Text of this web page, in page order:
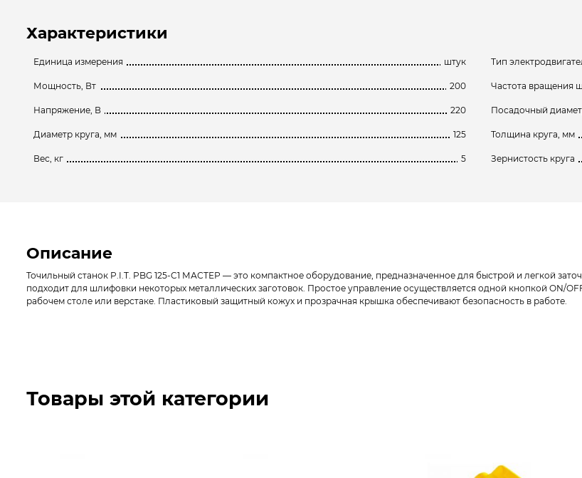
Характеристики
Единица измерения штук
Мощность, Вт 200
Напряжение, В 220
Диаметр круга, мм 125
Вес, кг 5
Тип
Частота вращения
Посадочный
Толщина круга, мм
Зернистость круга
Описание
Точильный станок P.I.T. PBG 125-C1 МАСТЕР — это компактное оборудование, предназначенное для быстрой и легкой
подходит для шлифовки некоторых металлических заготовок. Простое управление осуществляется одной кнопкой ON/
рабочем столе или верстаке. Пластиковый защитный кожух и прозрачная крышка обеспечивают безопасность в работе.
Товары этой категории